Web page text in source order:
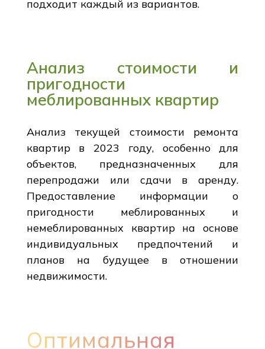
подходит каждый из вариантов.
Анализ стоимости и
пригодности
меблированных квартир
Анализ текущей стоимости ремонта
квартир в 2023 году, особенно для
объектов, предназначенных для
перепродажи или сдачи в аренду.
Предоставление информации о
пригодности меблированных и
немеблированных квартир на основе
индивидуальных предпочтений и
планов на будущее в отношении
недвижимости.
Оптимальная